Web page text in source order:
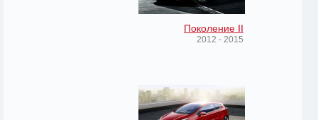
Поколение II
2012 - 2015